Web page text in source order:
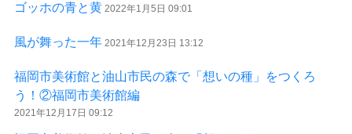
ゴッホの青と黄 2022年1月5日 09:01
風が舞った一年 2021年12月23日 13:12
福岡市美術館と油山市民の森で「想いの種」をつくろ
う！②福岡市美術館編
2021年12月17日 09:12